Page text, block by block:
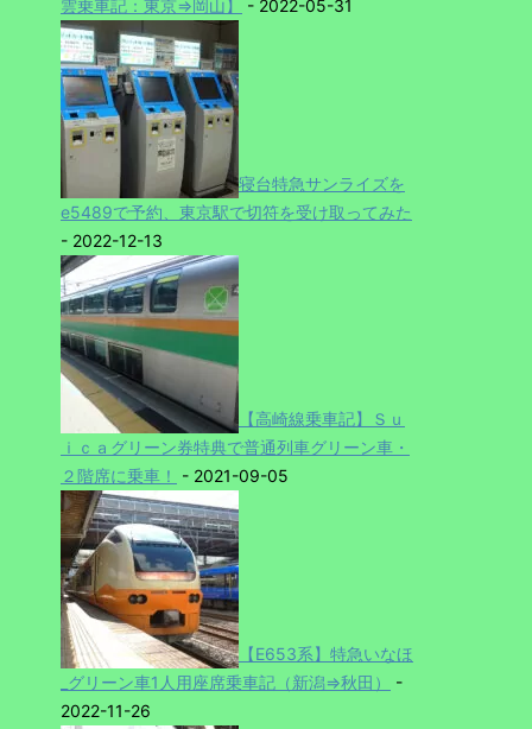
雲乗車記：東京⇒岡山】
- 2022-05-31
寝台特急サンライズを
e5489で予約、東京駅で切符を受け取ってみた
- 2022-12-13
【高崎線乗車記】Ｓｕ
ｉｃａグリーン券特典で普通列車グリーン車・
２階席に乗車！
- 2021-09-05
【E653系】特急いなほ
_グリーン車1人用座席乗車記（新潟⇒秋田）
-
2022-11-26